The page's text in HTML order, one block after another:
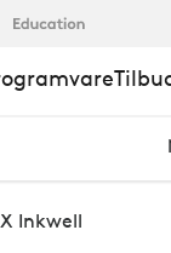
Inkwell